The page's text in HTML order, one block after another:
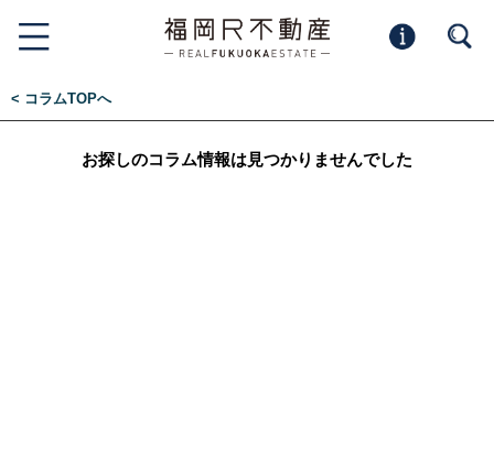
< コラムTOPへ
お探しのコラム情報は見つかりませんでした